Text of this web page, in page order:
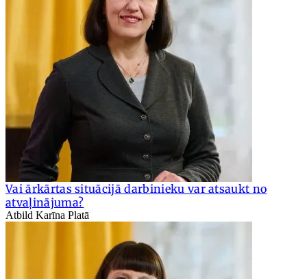
Vai ārkārtas situācijā darbinieku var atsaukt no
atvaļinājuma?
Atbild Karīna Platā